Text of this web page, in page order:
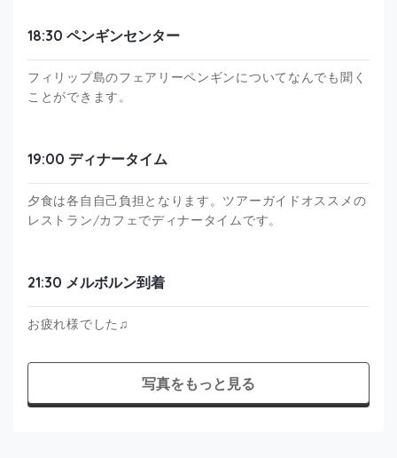
18:30 ペンギンセンター
フィリップ島のフェアリーペンギンについてなんでも聞く
ことができます。
19:00 ディナータイム
夕食は各自自己負担となります。ツアーガイドオススメの
レストラン/カフェでディナータイムです。
21:30 メルボルン到着
お疲れ様でした♫
写真をもっと見る